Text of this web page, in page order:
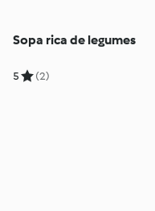
Sopa rica de legumes
5 (2)